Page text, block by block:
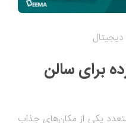
برای سالن
یکی از مکان‌های جذاب